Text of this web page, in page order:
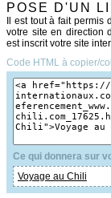
POSE D'UN
Il est tout à fait
votre site en direction
est inscrit votre site
Code HTML à copier/
Ce qui donnera sur
Voyage au Chili